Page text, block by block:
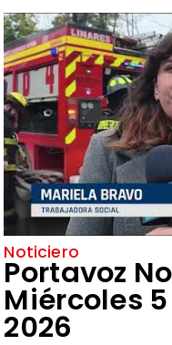
Noticiero
Portavoz
Miércoles
2026